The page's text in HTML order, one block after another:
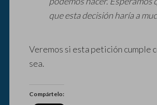
que esta decisión haría a
Veremos si esta petición cumple
sea.
Compártelo: